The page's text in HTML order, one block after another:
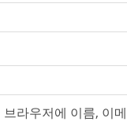
라우저에 이름, 이